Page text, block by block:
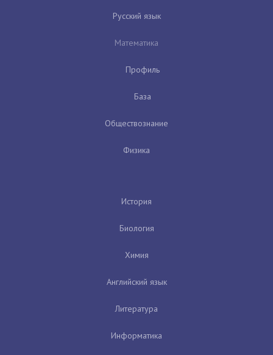
Русский язык
Математика
Профиль
База
Обществознание
Физика
История
Биология
Химия
Английский язык
Литература
Информатика